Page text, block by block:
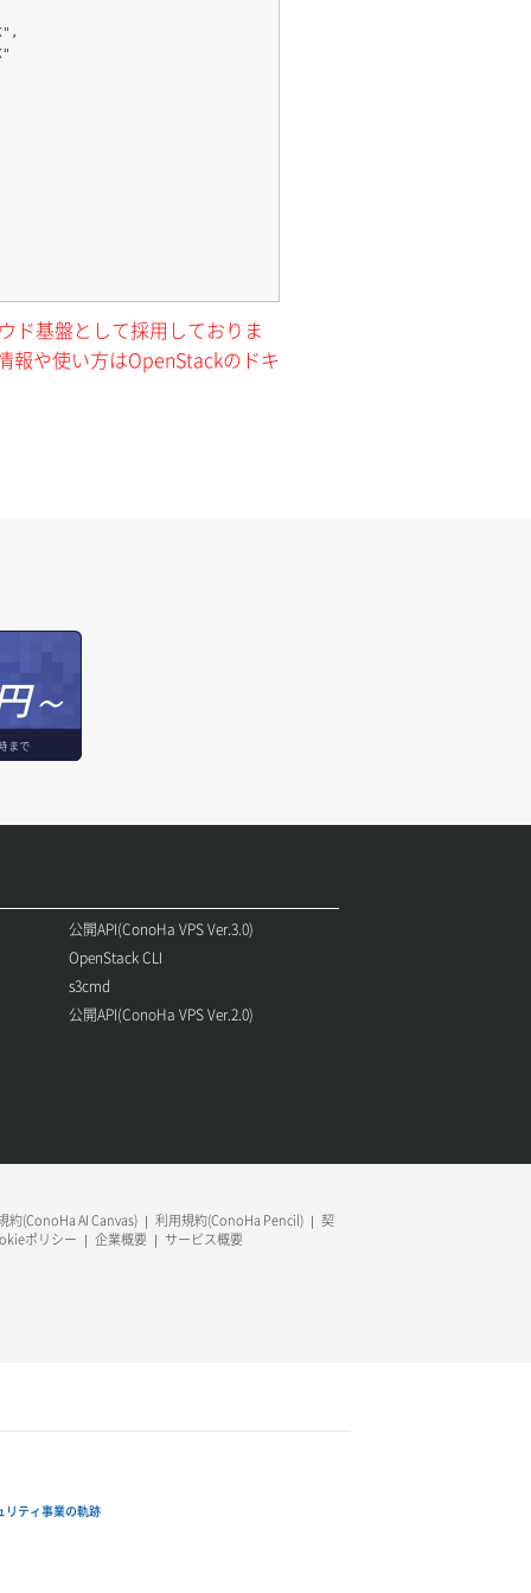
ド基盤として採用しておりま
報や使い方はOpenStackのドキ
～
まで
公開API(ConoHa VPS Ver.3.0)
OpenStack CLI
s3cmd
公開API(ConoHa VPS Ver.2.0)
約(ConoHa AI Canvas) 利用規約(ConoHa Pencil)
契
ポリシー
企業概要 サービス概要
リティ事業の軌跡